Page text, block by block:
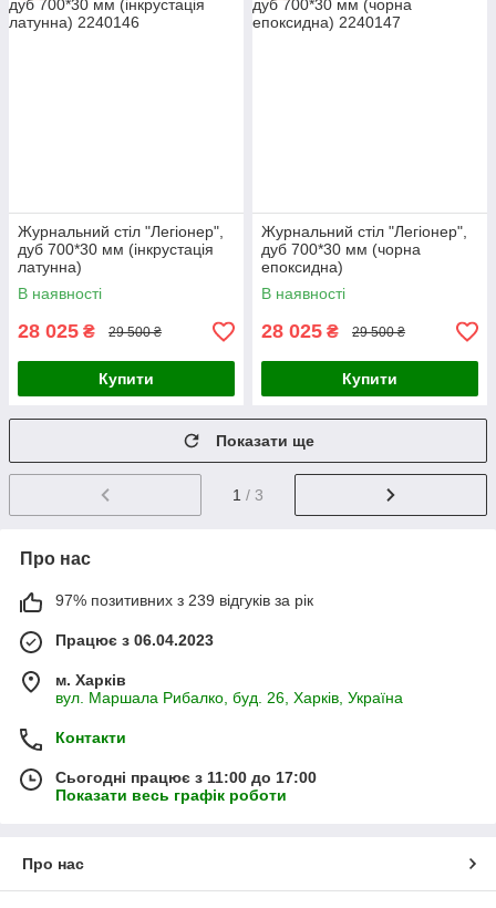
Журнальний стіл "Легіонер",
дуб 700*30 мм (інкрустація
латунна)
В наявності
28 025 ₴ 29 500 ₴
Купити
Журнальний стіл "Легіонер",
дуб 700*30 мм (чорна
епоксидна)
В наявності
28 025 ₴ 29 500 ₴
Купити
Показати ще
1 / 3
Про нас
97% позитивних з 239 відгуків за рік
Працює з 06.04.2023
м. Харків
вул. Маршала Рибалко, буд. 26, Харків, Україна
Контакти
Сьогодні працює з 11:00 до 17:00
Показати весь графік роботи
Про нас